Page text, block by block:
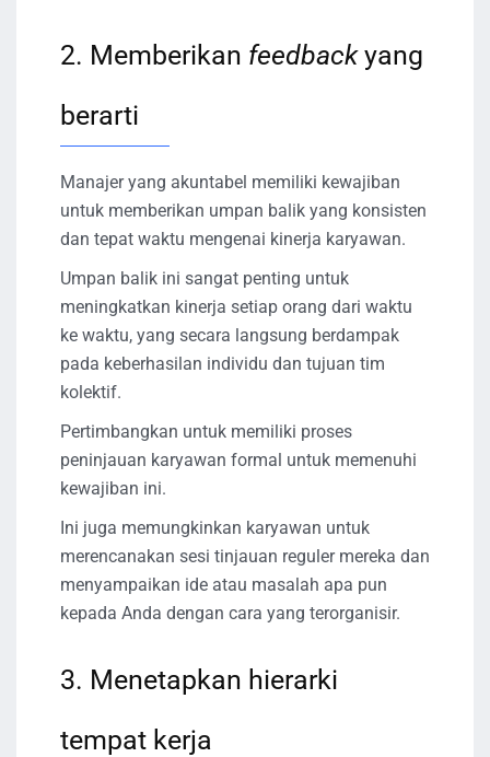
2. Memberikan feedbackyang
berarti
Manajer yang akuntabel memiliki kewajiban
untuk memberikan umpan balik yang konsisten
dan tepat waktu mengenai kinerja karyawan.
Umpan balik ini sangat penting untuk
meningkatkan kinerja setiap orang dari waktu
ke waktu, yang secara langsung berdampak
pada keberhasilan individu dan tujuan tim
kolektif.
Pertimbangkan untuk memiliki proses
peninjauan karyawan formal untuk memenuhi
kewajiban ini.
Ini juga memungkinkan karyawan untuk
merencanakan sesi tinjauan reguler mereka dan
menyampaikan ide atau masalah apa pun
kepada Anda dengan cara yang terorganisir.
3. Menetapkan hierarki
tempat kerja